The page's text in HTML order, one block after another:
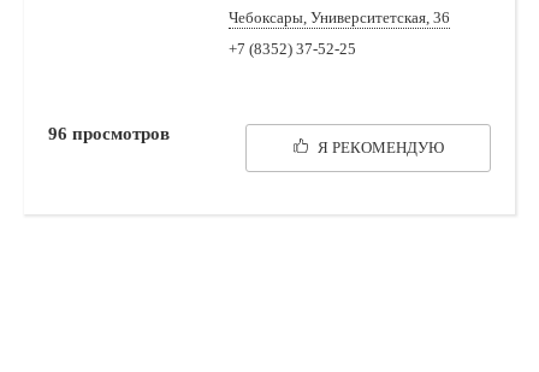
Чебоксары, Университетская, 36
+7 (8352) 37-52-25
Я РЕКОМЕНДУЮ
96 просмотров